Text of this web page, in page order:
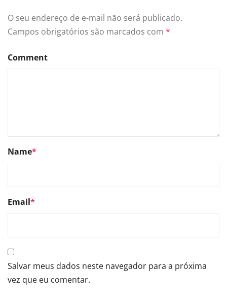
O seu endereço de e-mail não será publicado.
Campos obrigatórios são marcados com *
Comment
Name*
Email*
Salvar meus dados neste navegador para a próxima
vez que eu comentar.